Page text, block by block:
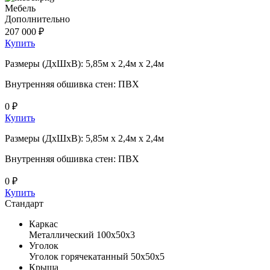
Мебель
Дополнительно
207 000 ₽
Купить
Размеры (ДхШхВ): 5,85м х 2,4м х 2,4м
Внутренняя обшивка стен: ПВХ
0 ₽
Купить
Размеры (ДхШхВ): 5,85м х 2,4м х 2,4м
Внутренняя обшивка стен: ПВХ
0 ₽
Купить
Стандарт
Каркас
Металлический 100х50х3
Уголок
Уголок горячекатанный 50х50х5
Крыша